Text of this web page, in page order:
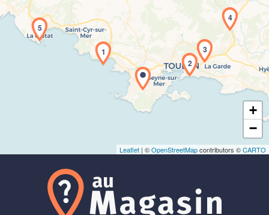
Chargement de la carte en cours...
1
2
3
4
5
+
−
Leaflet | ©OpenStreetMapcontributors ©CARTO